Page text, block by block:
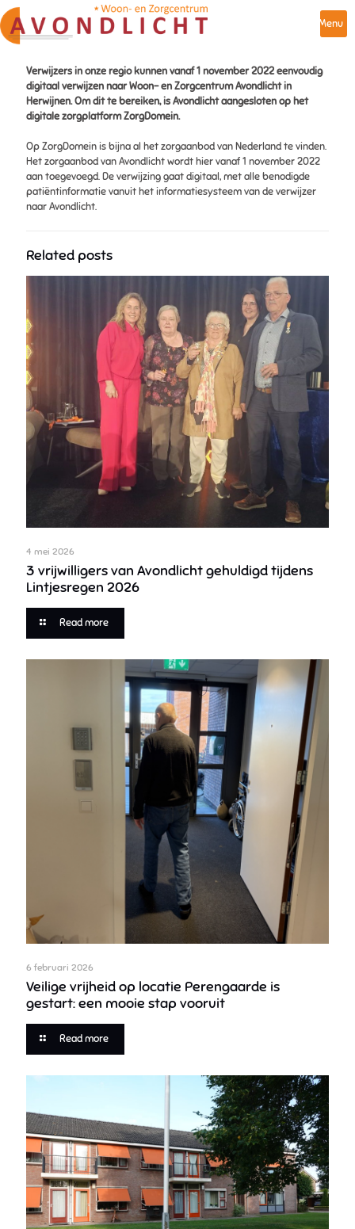
Menu
Verwijzers in onze regio kunnen vanaf 1 november 2022 eenvoudig
digitaal verwijzen naar Woon- en Zorgcentrum Avondlicht in
Herwijnen. Om dit te bereiken, is Avondlicht aangesloten op het
digitale zorgplatform ZorgDomein.
Op ZorgDomein is bijna al het zorgaanbod van Nederland te vinden.
Het zorgaanbod van Avondlicht wordt hier vanaf 1 november 2022
aan toegevoegd. De verwijzing gaat digitaal, met alle benodigde
patiëntinformatie vanuit het informatiesysteem van de verwijzer
naar Avondlicht.
Related posts
4 mei 2026
3 vrijwilligers van Avondlicht gehuldigd tijdens
Lintjesregen 2026
Read more
6 februari 2026
Veilige vrijheid op locatie Perengaarde is
gestart: een mooie stap vooruit
Read more